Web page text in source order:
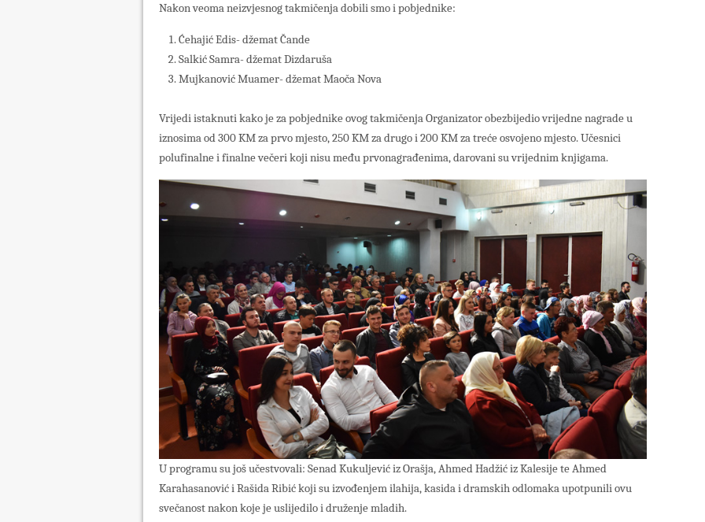
Nakon veoma neizvjesnog takmičenja dobili smo i pobjednike:
Ćehajić Edis- džemat Čande
Salkić Samra- džemat Dizdaruša
Mujkanović Muamer- džemat Maoča Nova
Vrijedi istaknuti kako je za pobjednike ovog takmičenja Organizator obezbijedio vrijedne nagrade u
iznosima od 300 KM za prvo mjesto, 250 KM za drugo i 200 KM za treće osvojeno mjesto. Učesnici
polufinalne i finalne večeri koji nisu među prvonagrađenima, darovani su vrijednim knjigama.
U programu su još učestvovali: Senad Kukuljević iz Orašja, Ahmed Hadžić iz Kalesije te Ahmed
Karahasanović i Rašida Ribić koji su izvođenjem ilahija, kasida i dramskih odlomaka upotpunili ovu
svečanost nakon koje je uslijedilo i druženje mladih.